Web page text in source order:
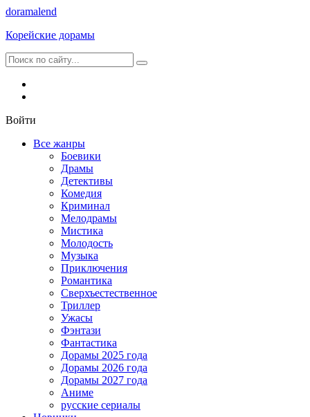
doramalend
Корейские дорамы
Войти
Все жанры
Боевики
Драмы
Детективы
Комедия
Криминал
Мелодрамы
Мистика
Молодость
Музыка
Приключения
Романтика
Сверхъестественное
Триллер
Ужасы
Фэнтази
Фантастика
Дорамы 2025 года
Дорамы 2026 года
Дорамы 2027 года
Аниме
русские сериалы